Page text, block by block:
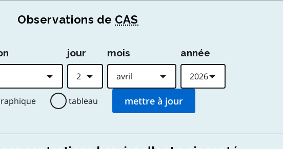
Observations de CAS
jour mois année
tableau